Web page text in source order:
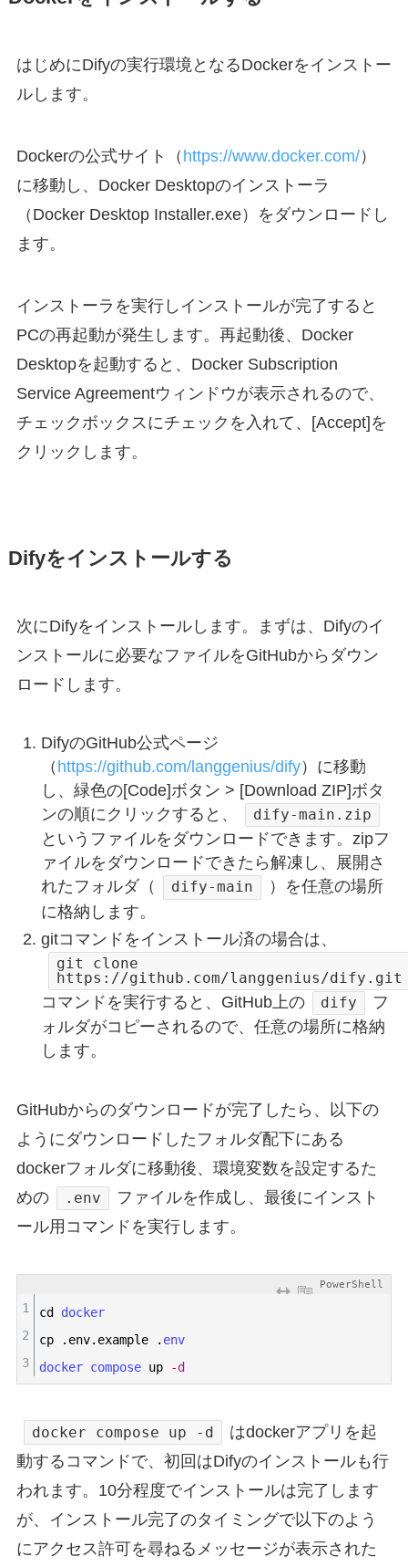
はじめにDifyの実行環境となるDockerをインストー
ルします。
Dockerの公式サイト（ https://www.docker.com/）
に移動し、Docker Desktopのインストーラ
（Docker Desktop Installer.exe）をダウンロードし
ます。
インストーラを実行しインストールが完了すると
PCの再起動が発生します。再起動後、Docker
Desktopを起動すると、Docker Subscription
Service Agreementウィンドウが表示されるので、
チェックボックスにチェックを入れて、[Accept]を
クリックします。
Difyをインストールする
次にDifyをインストールします。まずは、Difyのイ
ンストールに必要なファイルをGitHubからダウン
ロードします。
DifyのGitHub公式ページ
（ https://github.com/langgenius/dify）に移動
し、緑色の[Code]ボタン > [Download ZIP]ボタ
ンの順にクリックすると、
dify-main.zip
というファイルをダウンロードできます。zipフ
ァイルをダウンロードできたら解凍し、展開さ
れたフォルダ（
dify-main
）を任意の場所
に格納します。
gitコマンドをインストール済の場合は、
git clone
https://github.com/langgenius/dify.git
コマンドを実行すると、GitHub上の dify
フ
ォルダがコピーされるので、任意の場所に格納
します。
GitHubからのダウンロードが完了したら、以下の
ようにダウンロードしたフォルダ配下にある
dockerフォルダに移動後、環境変数を設定するた
めの
.env
ファイルを作成し、最後にインスト
ール用コマンドを実行します。
PowerShell
1
2
3
cd
docker
cp
. env. example . env
docker compose up -d
docker compose up -d
はdockerアプリを起
動するコマンドで、初回はDifyのインストールも行
われます。10分程度でインストールは完了します
が、インストール完了のタイミングで以下のよう
にアクセス許可を尋ねるメッセージが表示された